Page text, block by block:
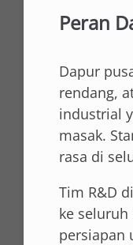
Peran
Dapur
rendang,
industrial
masak.
rasa di
Tim R&D
ke
persiapan